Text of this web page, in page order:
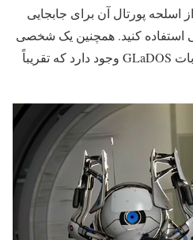
اسلحه پورتال آن برای جابجایی
استفاده کنید. همچنین یک شخصی
به نام ربات GLaDOS وجود دارد که تقریباً